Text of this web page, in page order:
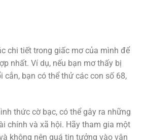
chi tiết trong giấc mơ của mình để
nhất. Ví dụ, nếu bạn mơ thấy bị
cắn, bạn có thể thử các con số 68,
thức cờ bạc, có thể gây ra những
chính và xã hội. Hãy tham gia một
không nên quá tin tưởng vào vận